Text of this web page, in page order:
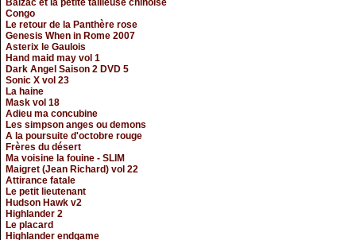
Balzac et la petite tailleuse chinoise
Congo
Le retour de la Panthère rose
Genesis When in Rome 2007
Asterix le Gaulois
Hand maid may vol 1
Dark Angel Saison 2 DVD 5
Sonic X vol 23
La haine
Mask vol 18
Adieu ma concubine
Les simpson anges ou demons
A la poursuite d'octobre rouge
Frères du désert
Ma voisine la fouine - SLIM
Maigret (Jean Richard) vol 22
Attirance fatale
Le petit lieutenant
Hudson Hawk v2
Highlander 2
Le placard
Highlander endgame